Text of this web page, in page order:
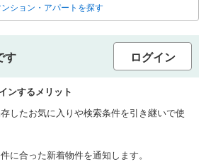
ション・アパートを探す
す ログイン
ンするメリット
したお気に入りや検索条件を引き継いで使
に合った新着物件を通知します。